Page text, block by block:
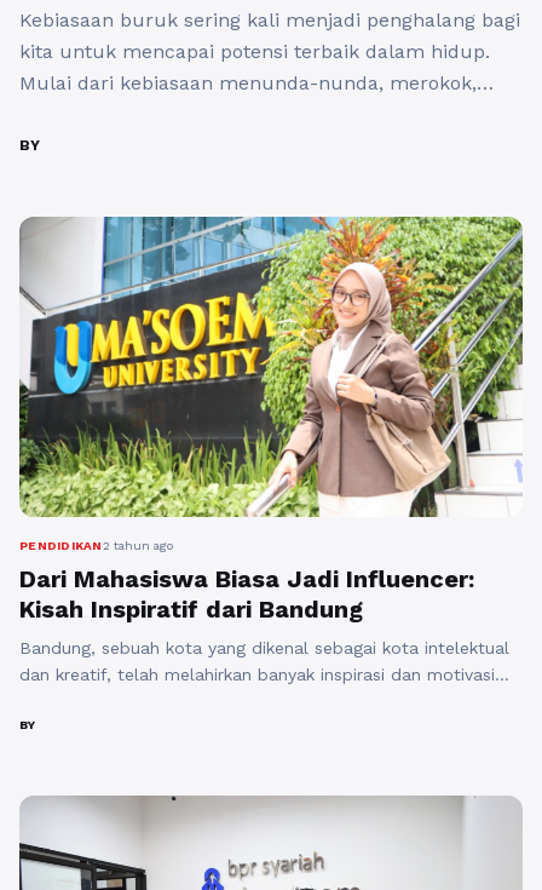
Kebiasaan buruk sering kali menjadi penghalang bagi
kita untuk mencapai potensi terbaik dalam hidup.
Mulai dari kebiasaan menunda-nunda, merokok,
memengaruhi kualitas hidup kita secara signifikan.
menjelaskan bahwa dengan tekad, strategi yang
tepat, dan konsistensi, kita bisa ...Baca Selengkapnya
BY
PENDIDIKAN2 tahun ago
Dari Mahasiswa Biasa Jadi Influencer:
Kisah Inspiratif dari Bandung
Bandung, sebuah kota yang dikenal sebagai kota intelektual
dan kreatif, telah melahirkan banyak inspirasi dan motivasi
menonjol adalah perjalanan Akbar Febians dari seorang
kegigihan dan dedikasi dalam menghadapi tantangan. Akbar
BY